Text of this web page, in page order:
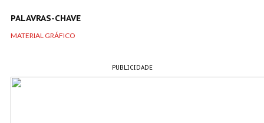
PALAVRAS-CHAVE
MATERIAL GRÁFICO
PUBLICIDADE